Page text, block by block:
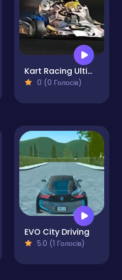
Kart Racing Ultimate
0 (0 Голосів)
EVO City Driving
5.0 (1 Голосів)